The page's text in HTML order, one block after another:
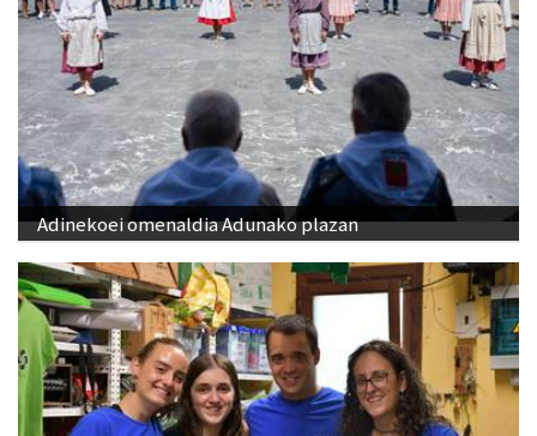
Adinekoei omenaldia Adunako plazan